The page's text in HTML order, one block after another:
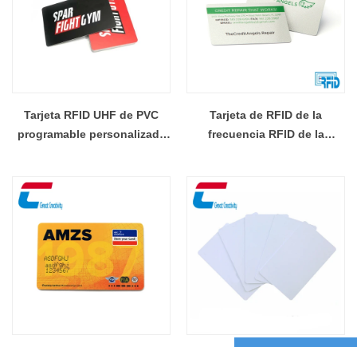
Tarjeta RFID UHF de PVC
programable personalizada
Tarjeta de RFID de la
frecuencia RFID de la
personalizada de la tarjeta
RFID HF / UHF